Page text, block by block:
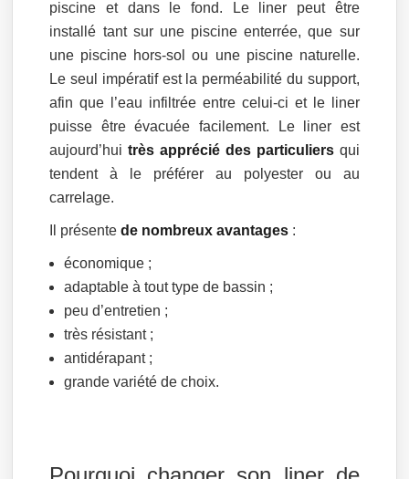
piscine et dans le fond. Le liner peut être
installé tant sur une piscine enterrée, que sur
une piscine hors-sol ou une piscine naturelle.
Le seul impératif est la perméabilité du support,
afin que l’eau infiltrée entre celui-ci et le liner
puisse être évacuée facilement. Le liner est
aujourd’huitrès apprécié des particuliersqui
tendent à le préférer au polyester ou au
carrelage.
Il présentede nombreux avantages :
économique ;
adaptable à tout type de bassin ;
peu d’entretien ;
très résistant ;
antidérapant ;
grande variété de choix.